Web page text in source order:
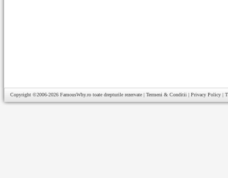
Copyright ©2006-2026 FamousWhy.ro toate drepturile rezervate | Termeni & Conditii | Privacy Policy |